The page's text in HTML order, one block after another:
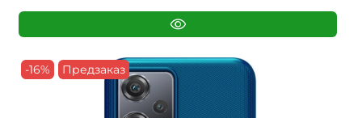
-16% Предзаказ